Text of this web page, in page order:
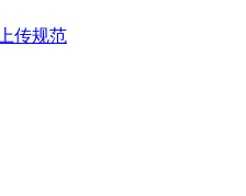
上传规范